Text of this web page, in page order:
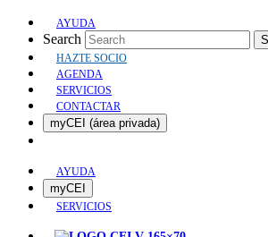
AYUDA
Search
HAZTE SOCIO
AGENDA
SERVICIOS
CONTACTAR
myCEI (área privada)
AYUDA
myCEI
SERVICIOS